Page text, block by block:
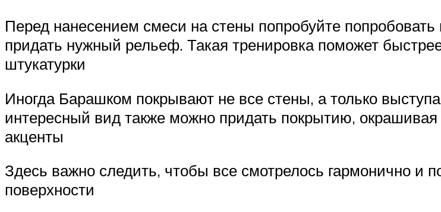
Перед нанесением смеси на стены попробуйте
придать нужный рельеф. Такая тренировка поможет
штукатурки
Иногда Барашком покрывают не все стены, а только
интересный вид также можно придать покрытию,
акценты
Здесь важно следить, чтобы все смотрелось гармонично и
поверхности